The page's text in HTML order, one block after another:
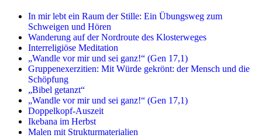
In mir lebt ein Raum der Stille: Ein Übungsweg zum
Schweigen und Hören
Wanderung auf der Nordroute des Klosterweges
Interreligiöse Meditation
„Wandle vor mir und sei ganz!“ (Gen 17,1)
Gruppenexerzitien: Mit Würde gekrönt: der Mensch und die
Schöpfung
„Bibel getanzt“
„Wandle vor mir und sei ganz!“ (Gen 17,1)
Doppelkopf-Auszeit
Ikebana im Herbst
Malen mit Strukturmaterialien